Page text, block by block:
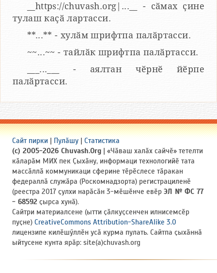
__https://chuvash.org|...__ - сӑмах ҫине
тулаш каҫӑ лартасси.
**...** - хулӑм шрифтпа палӑртасси.
~~...~~ - тайлӑк шрифтпа палӑртасси.
___...___ - аялтан чӗрнӗ йӗрпе
палӑртасси.
Сайт пирки | Пулӑшу | Статистика
(c) 2005-2026 Chuvash.Org | «Чӑваш халӑх сайчӗ» тетелти
кӑларӑм МИХ пек Ҫыхӑну, информаци технологийӗ тата
массӑллӑ коммуникаци сферине тӗрӗслесе тӑракан
федераллӑ служӑра (Роскомнадзорта) регистрациленӗ
(реестра 2017 ҫулхи нарӑсӑн 3-мӗшӗнче евӗр ЭЛ № ФС 77
- 68592 ҫырса хунӑ).
Сайтри материалсене (ытти ҫӑлкуҫсенчен илнисемсӗр
пуҫне) CreativeCommons Attribution-ShareAlike 3.0
лицензипе килӗшӳллӗн усӑ курма пулать. Сайтпа ҫыхӑннӑ
ыйтусене кунта ярӑр: site(a)chuvash.org